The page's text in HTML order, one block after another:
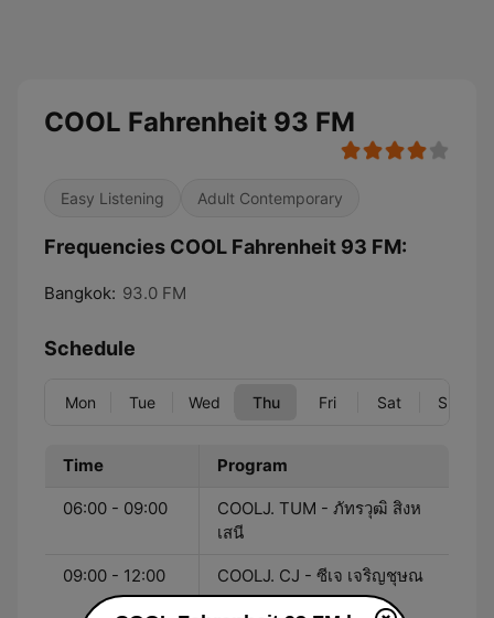
COOL Fahrenheit 93 FM
Easy Listening Adult Contemporary
Frequencies COOL Fahrenheit 93 FM:
Bangkok: 93.0 FM
Schedule
Mon Tue Wed Thu Fri Sat Sun
Time Program
06:00 - 09:00
COOLJ. TUM - ภัทรวุฒิ สิงห
เสนี
09:00 - 12:00
COOLJ. CJ - ซีเจ เจริญชุษณ
ะ